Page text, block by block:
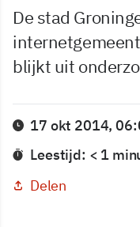
De stad
blijkt uit
17 okt 2014,
Leestijd: < 1
Delen